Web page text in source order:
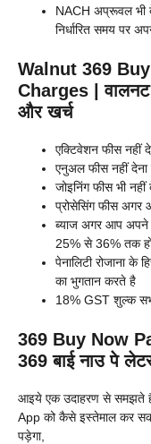
NACH अप्रूवल भी
निर्धारित समय पर
Walnut 369
Charges | वालनट
और खर्च
एक्टिवेशन फीस नहीं
एनुअल फीस नहीं देना
जोइनिंग फीस भी नहीं
प्रोसेसिंग फीस
ब्याज अगर आप अपने
25% से 36% तक
पेनालिटी रोजाना
का भुगतान करते है
18% GST शुल्क
369 Buy Now
369 बाई नाउ पे
आइये एक उदाहरण से समझते
App को कैसे इस्तेमाल कर
पड़ेगा,